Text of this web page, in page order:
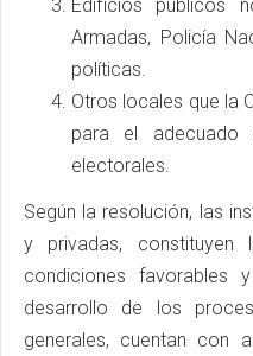
Edificios públicos
Armadas, Policía
políticas.
Otros locales que la
para el adecuado
electorales.
Según la resolución, las
y privadas, constituyen
condiciones favorables
desarrollo de los
generales, cuentan con